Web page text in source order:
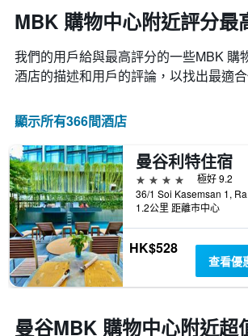
MBK 購物中心附近評分最
我們的用戶給與最高評分的一些MBK 購
酒店的描述和用戶的評論，以找出最適
顯示所有366間酒店
曼谷利特住宿
4星級
極好 9.2
1.2公里 距離市中心
HK$528
查看優
曼谷MBK 購物中心附近超